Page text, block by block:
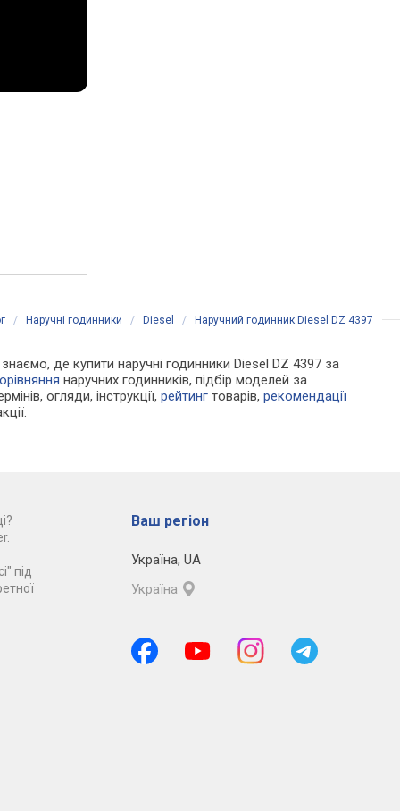
/ Наручні годинники / Diesel / Наручний годинник Diesel DZ 4397
де купити наручні годинники Diesel DZ 4397 за
наручних годинників, підбір моделей за
огляди, інструкції,рейтинг товарів,рекомендації
під
Ваш регіон
Україна, UA
Україна